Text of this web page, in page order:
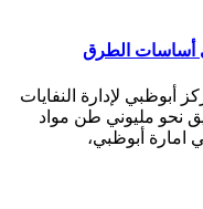
أساسات الطرق
أبوظبي لإدارة النفايات
نحو مليوني طن مواد
امارة أبوظبي،